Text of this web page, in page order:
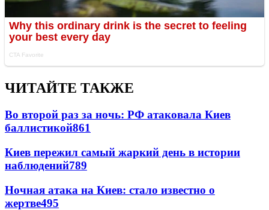
ЧИТАЙТЕ ТАКЖЕ
Во второй раз за ночь: РФ атаковала Киев
баллистикой861
Киев пережил самый жаркий день в истории
наблюдений789
Ночная атака на Киев: стало известно о
жертве495